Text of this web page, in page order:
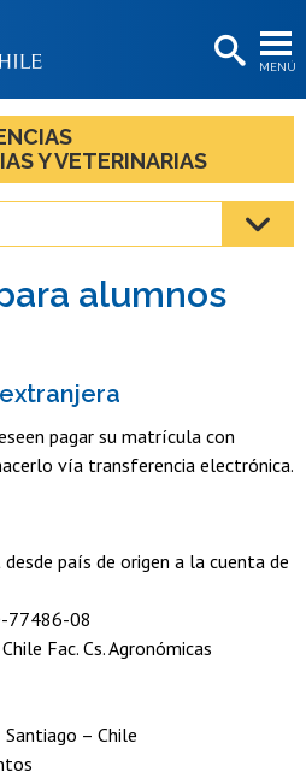
MENÚ
os
Y VETERINARIAS
alumnos
pagar su matrícula con
vía transferencia electrónica.
desde país de origen a la cuenta de
77486-08
Fac. Cs. Agronómicas
– Chile